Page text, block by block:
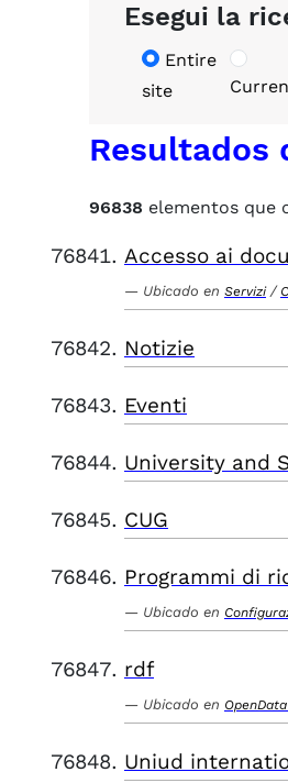
Esegui la
Entire
site
Resultados
96838 elementos que
Accesso ai
Ubicado en Servizi /
Notizie
Eventi
University and
CUG
Programmi di
Ubicado en
rdf
Ubicado en
Uniud